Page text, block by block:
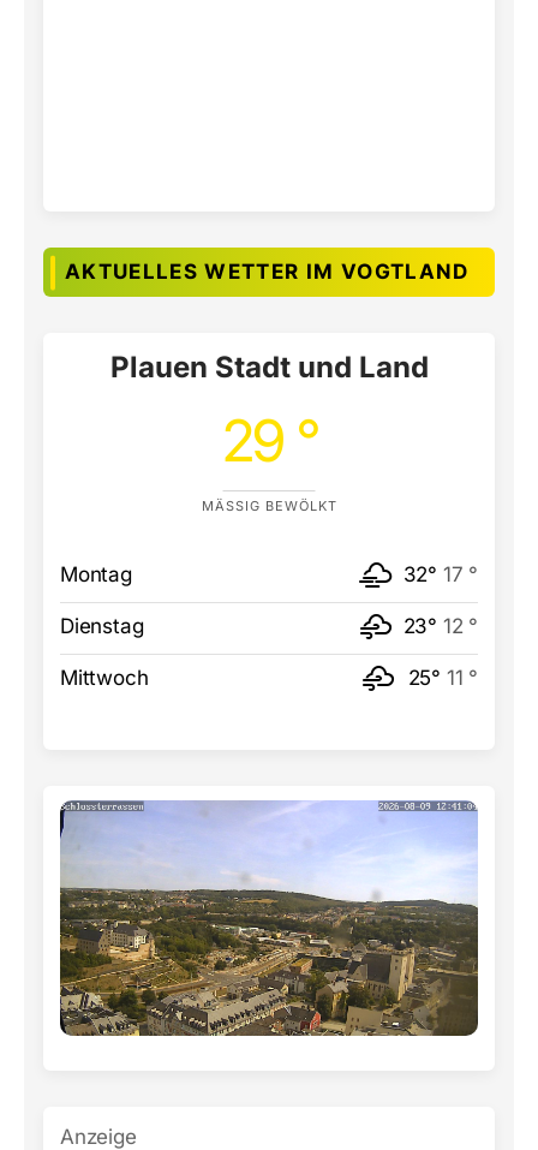
AKTUELLES WETTER IM VOGTLAND
Plauen Stadt und Land
29 °
MÄSSIG BEWÖLKT
Montag 32° 17 °
Dienstag 23° 12 °
Mittwoch 25° 11 °
Anzeige